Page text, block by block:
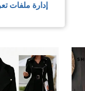
إدارة ملفات